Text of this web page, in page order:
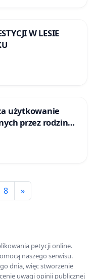
W LESIE
użytkowanie
przez rodzinne
8 »
petycji online.
naszego serwisu.
dnia, więc stworzenie
uwagi opinii publicznej